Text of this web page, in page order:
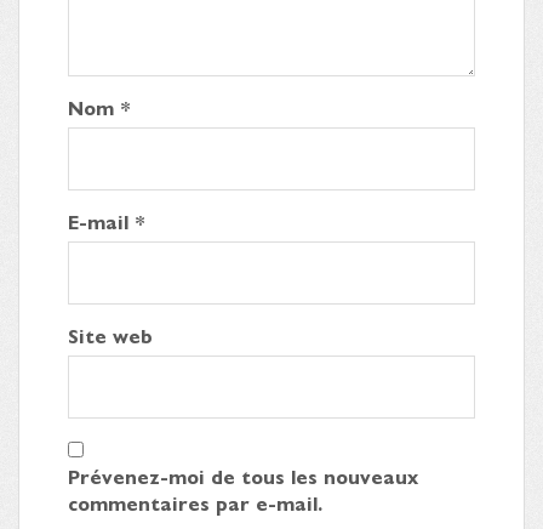
Nom *
E-mail *
Site web
Prévenez-moi de tous les nouveaux
commentaires par e-mail.